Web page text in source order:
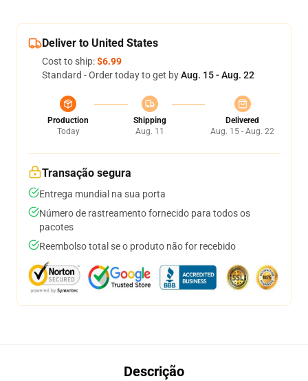
Deliver to United States
Cost to ship:$6.99
Standard - Order today to get byAug. 15 - Aug. 22
Production
Today
Shipping
Aug. 11
Delivered
Aug. 15 - Aug. 22
Transação segura
Entrega mundial na sua porta
Número de rastreamento fornecido para todos os
pacotes
Reembolso total se o produto não for recebido
Descrição